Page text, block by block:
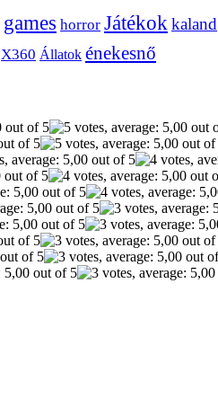
games horror Játékokkaland
X360 Állatok énekesnő